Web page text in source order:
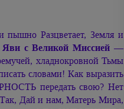
пышно Разцветает, Земля и
Яви с Великой Миссией —
хладнокровной Тьмы
словами! Как выразить
передать свою? Нет
Дай и нам, Матерь Мира,